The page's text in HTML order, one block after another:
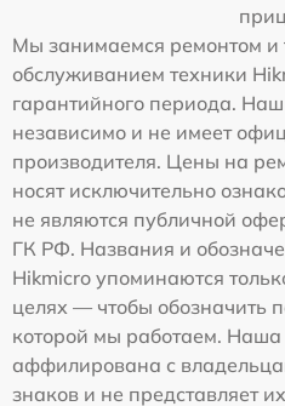
Мы занимаемся ремонтом и
обслуживанием техники
гарантийного периода.
независимо и не имеет
производителя. Цены на
носят исключительно
не являются публичной
ГК РФ. Названия и
Hikmicro упоминаются
целях — чтобы обозначить
которой мы работаем. Наша
аффилирована с
знаков и не представляет